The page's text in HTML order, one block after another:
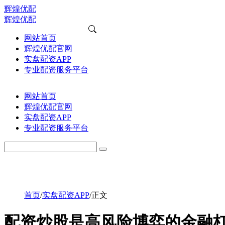
辉煌优配
辉煌优配
网站首页
辉煌优配官网
实盘配资APP
专业配资服务平台
网站首页
辉煌优配官网
实盘配资APP
专业配资服务平台
首页/实盘配资APP/正文